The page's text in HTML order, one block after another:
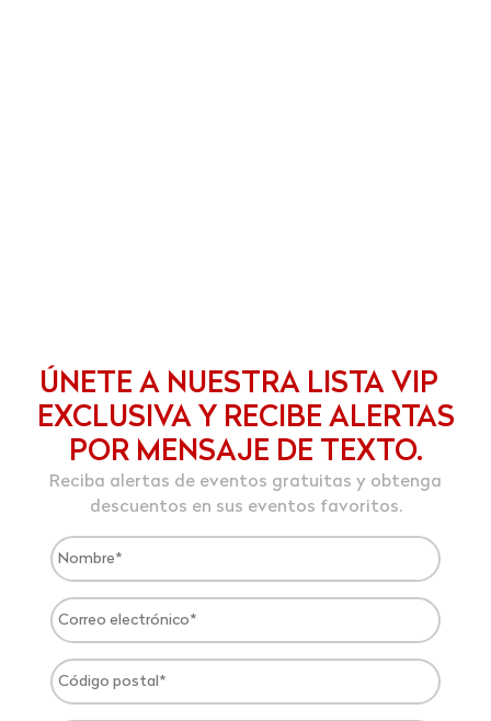
ÚNETE A NUESTRA LISTA VIP
EXCLUSIVA Y RECIBE ALERTAS
POR MENSAJE DE TEXTO.
Reciba alertas de eventos gratuitas y obtenga
descuentos en sus eventos favoritos.